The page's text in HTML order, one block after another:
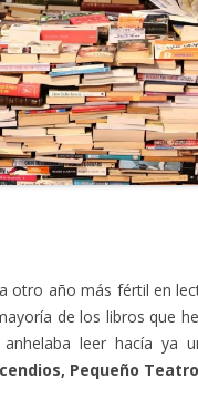
otro año más fértil en
de los libros que
leer hacía ya
Pequeño